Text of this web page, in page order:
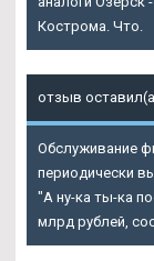
Кострома. Что.
отзыв
Обслуживание
периодически
"А ну-ка ты-ка
млрд рублей,